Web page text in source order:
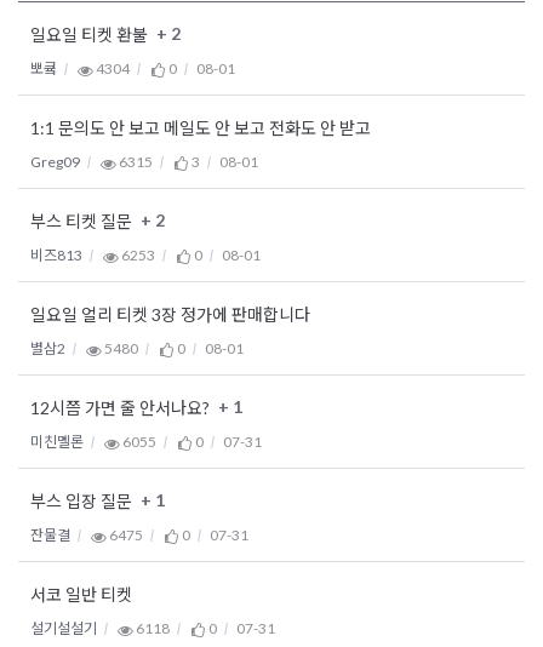
일요일 티켓 환불 + 2
뽀큨 4304 0 08-01
1:1 문의도 안 보고 메일도 안 보고 전화도 안 받고
Greg09 6315 3 08-01
부스 티켓 질문 + 2
비즈813 6253 0 08-01
일요일 얼리 티켓 3장 정가에 판매합니다
별삼2 5480 0 08-01
12시쯤 가면 줄 안서나요? + 1
미친멜론 6055 0 07-31
부스 입장 질문 + 1
잔물결 6475 0 07-31
서코 일반 티켓
설기설설기 6118 0 07-31